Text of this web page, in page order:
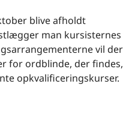
blive afholdt
man kursisternes
vil der
for ordblinde, der findes,
opkvalificeringskurser.